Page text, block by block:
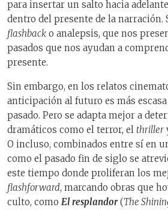
para insertar un salto hacia
dentro del presente de la narración.
flashback o analepsis, que nos
pasados que nos ayudan a
presente.
Sin embargo, en los relatos
anticipación al futuro es más
pasado. Pero se adapta mejor a
dramáticos como el terror, el thriller
O incluso, combinados entre sí en
como el pasado fin de siglo se
este tiempo donde proliferan los
flashforward, marcando obras que
culto, como El resplandor(The